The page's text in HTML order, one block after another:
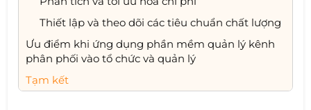
Thiết lập và theo dõi các tiêu chuẩn chất lượng
Ưu điểm khi ứng dụng phần mềm quản lý kênh
phân phối vào tổ chức và quản lý
Tạm kết